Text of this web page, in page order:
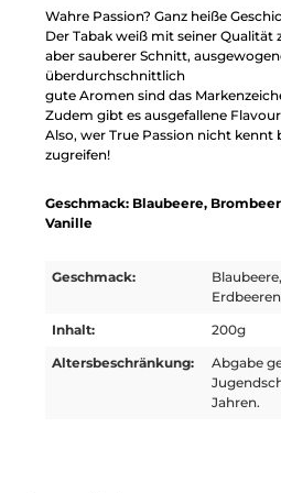
Wahre Passion? Ganz heiße
Der Tabak weiß mit seiner Qualität
aber sauberer Schnitt,
überdurchschnittlich
gute Aromen sind das
Zudem gibt es ausgefallene
Also, wer True Passion nicht kennt
zugreifen!
Geschmack: Blaubeere,
Vanille
Geschmack:
Inhalt:
200g
Altersbeschränkung:
Abgabe
Jahren.